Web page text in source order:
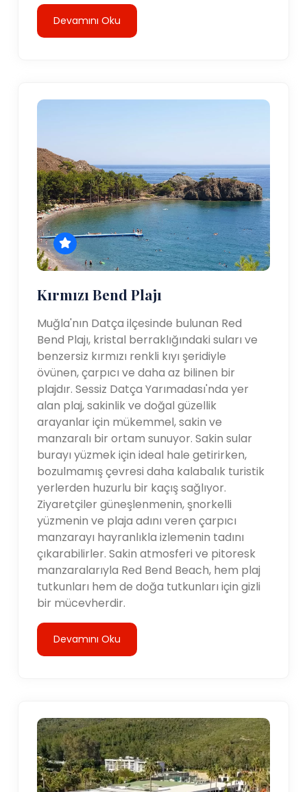
Devamını Oku
Kırmızı Bend Plajı
Muğla'nın Datça ilçesinde bulunan Red
Bend Plajı, kristal berraklığındaki suları ve
benzersiz kırmızı renkli kıyı şeridiyle
övünen, çarpıcı ve daha az bilinen bir
plajdır. Sessiz Datça Yarımadası'nda yer
alan plaj, sakinlik ve doğal güzellik
arayanlar için mükemmel, sakin ve
manzaralı bir ortam sunuyor. Sakin sular
burayı yüzmek için ideal hale getirirken,
bozulmamış çevresi daha kalabalık turistik
yerlerden huzurlu bir kaçış sağlıyor.
Ziyaretçiler güneşlenmenin, şnorkelli
yüzmenin ve plaja adını veren çarpıcı
manzarayı hayranlıkla izlemenin tadını
çıkarabilirler. Sakin atmosferi ve pitoresk
manzaralarıyla Red Bend Beach, hem plaj
tutkunları hem de doğa tutkunları için gizli
bir mücevherdir.
Devamını Oku